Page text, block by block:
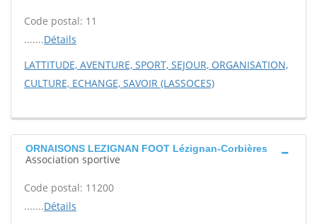
Code postal: 11
.......Détails
LATTITUDE, AVENTURE, SPORT, SEJOUR, ORGANISATION,
CULTURE, ECHANGE, SAVOIR (LASSOCES)
ORNAISONS LEZIGNAN FOOT Lézignan-Corbières
Association sportive
Code postal: 11200
.......Détails